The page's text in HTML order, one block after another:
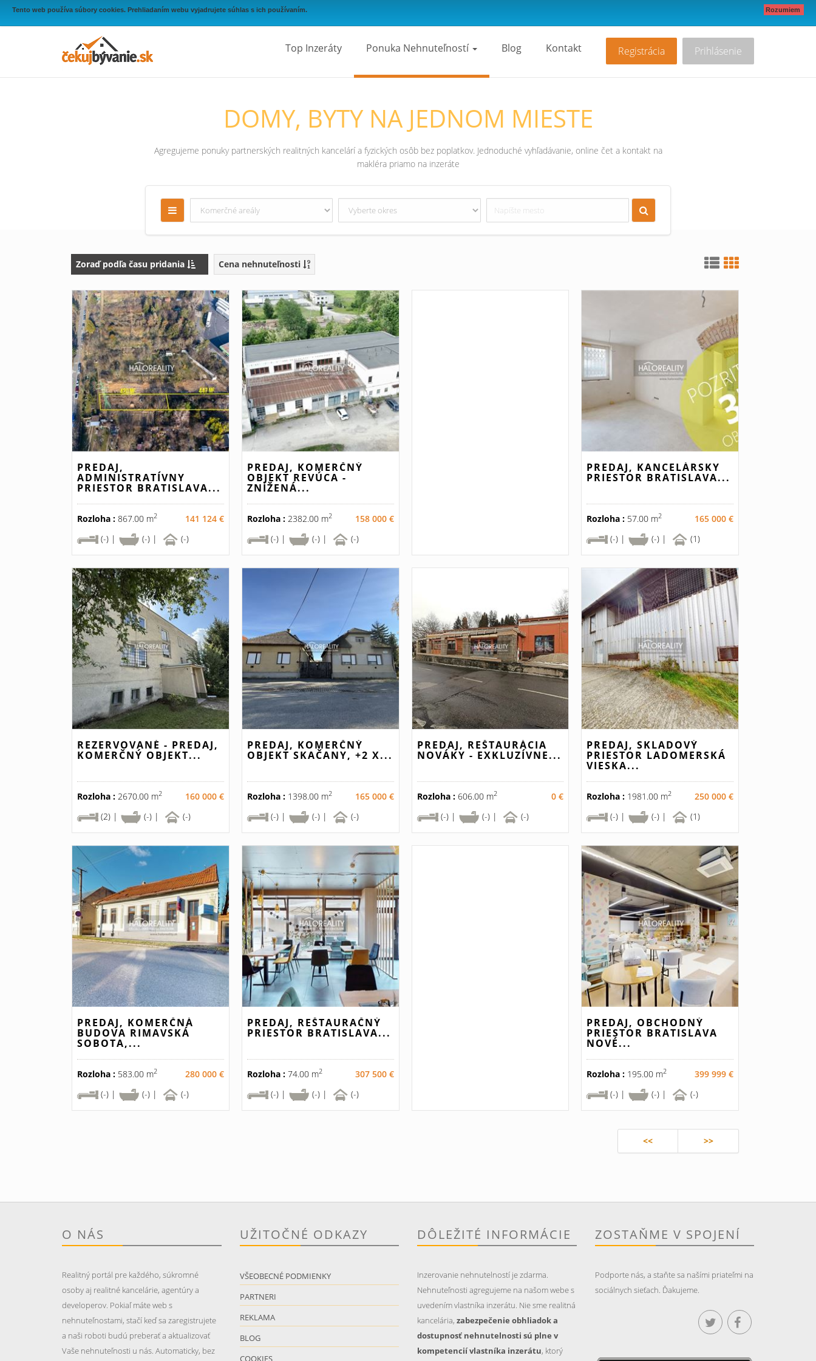
Tento web používa súbory cookies. Prehliadaním webu vyjadrujete súhlas s ich používaním. Rozumiem
Registrácia Prihlásenie
Top Inzeráty Ponuka Nehnuteľností Blog Kontakt
DOMY, BYTY NA JEDNOM MIESTE
Agregujeme ponuky partnerských realitných kancelárí a fyzických osôb bez poplatkov. Jednoduché vyhľadávanie, online čet a kontakt na
makléra priamo na inzeráte
Zoraď podľa času pridania Cena nehnuteľnosti
PREDAJ,
ADMINISTRATÍVNY
PRIESTOR BRATISLAVA...
Rozloha : 867.00 m2
141 124 €
(-) |
(-) | (-)
PREDAJ, KOMERČNÝ
OBJEKT REVÚCA -
ZNÍŽENÁ...
Rozloha :2382.00 m2
158 000 €
(-) |
(-) | (-)
PREDAJ, KANCELÁRSKY
PRIESTOR BRATISLAVA...
Rozloha : 57.00 m2
165 000 €
(-) |
(-) | (1)
REZERVOVANÉ - PREDAJ,
KOMERČNÝ OBJEKT...
Rozloha : 2670.00 m2
160 000 €
(2) |
(-) | (-)
PREDAJ, KOMERČNÝ
OBJEKT SKAČANY, +2 X...
Rozloha :1398.00 m2
165 000 €
(-) |
(-) | (-)
PREDAJ, REŠTAURÁCIA
NOVÁKY - EXKLUZÍVNE...
Rozloha :606.00 m2
0 €
(-) |
(-) | (-)
PREDAJ, SKLADOVÝ
PRIESTOR LADOMERSKÁ
VIESKA...
Rozloha : 1981.00 m2
250 000 €
(-) |
(-) | (1)
PREDAJ, KOMERČNÁ
BUDOVA RIMAVSKÁ
SOBOTA,...
Rozloha : 583.00 m2
280 000 €
(-) |
(-) | (-)
PREDAJ, REŠTAURAČNÝ
PRIESTOR BRATISLAVA...
Rozloha :74.00 m2
307 500 €
(-) |
(-) | (-)
PREDAJ, OBCHODNÝ
PRIESTOR BRATISLAVA
NOVÉ...
Rozloha : 195.00 m2
399 999 €
(-) |
(-) | (-)
<< >>
O NÁS
Realitný portál pre každého, súkromné
osoby aj realitné kancelárie, agentúry a
developerov. Pokiaľ máte web s
nehnuteľnostami, stačí keď sa zaregistrujete
a naši roboti budú preberať a aktualizovať
Vaše nehnuteľnosti u nás. Automaticky, bez
UŽITOČNÉ ODKAZY
VŠEOBECNÉ PODMIENKY
PARTNERI
REKLAMA
BLOG
COOKIES
DÔLEŽITÉ INFORMÁCIE
Inzerovanie nehnutelností je zdarma.
Nehnuteľnosti agregujeme na našom webe s
uvedením vlastníka inzerátu. Nie sme realitná
kancelária, zabezpečenie obhliadok a
dostupnosť nehnutelnosti sú plne v
kompetencií vlastníka inzerátu, ktorý
ZOSTAŇME V SPOJENÍ
Podporte nás, a staňte sa našími priateľmi na
sociálnych sieťach. Ďakujeme.